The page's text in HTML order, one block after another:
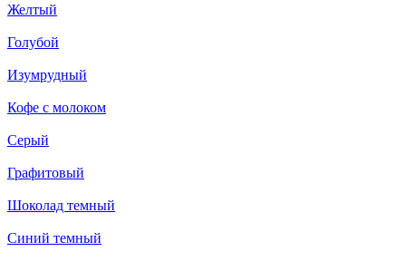
Желтый
Голубой
Изумрудный
Кофе с молоком
Серый
Графитовый
Шоколад темный
Синий темный